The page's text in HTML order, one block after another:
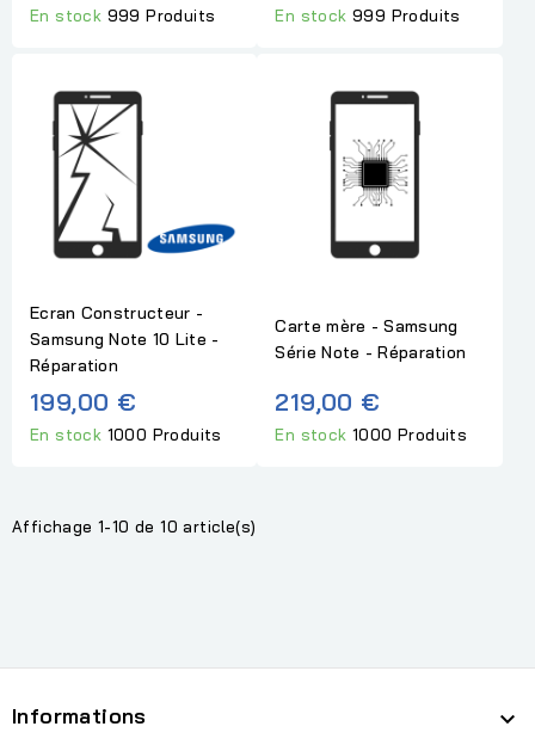
En stock 999 Produits En stock999 Produits
Ecran Constructeur -
Samsung Note 10 Lite -
Réparation
199,00 €
En stock 1000 Produits
Carte mère - Samsung
Série Note - Réparation
219,00 €
En stock1000 Produits
Affichage 1-10 de 10 article(s)
Informations 